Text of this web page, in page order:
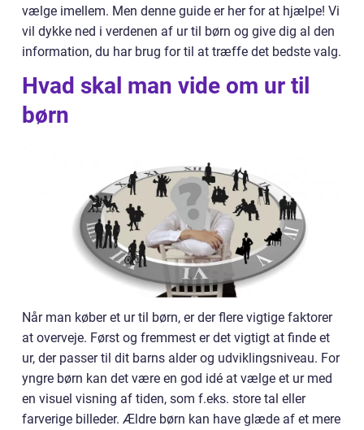
vælge imellem. Men denne guide er her for at hjælpe! Vi
vil dykke ned i verdenen af ur til børn og give dig al den
information, du har brug for til at træffe det bedste valg.
Hvad skal man vide om ur til
børn
Når man køber et ur til børn, er der flere vigtige faktorer
at overveje. Først og fremmest er det vigtigt at finde et
ur, der passer til dit barns alder og udviklingsniveau. For
yngre børn kan det være en god idé at vælge et ur med
en visuel visning af tiden, som f.eks. store tal eller
farverige billeder. Ældre børn kan have glæde af et mere